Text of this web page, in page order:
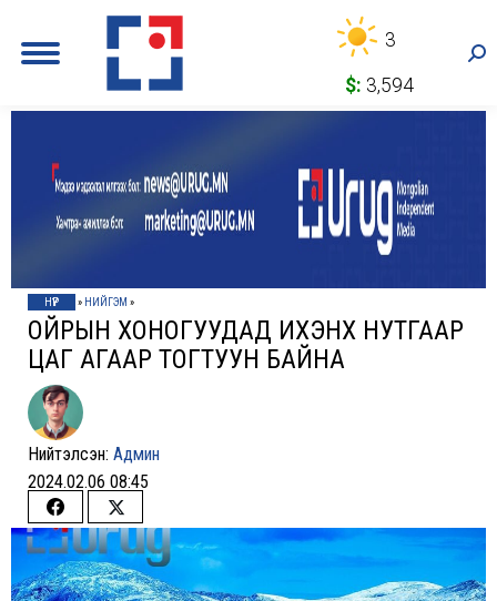
3
$: 3,594
НҮҮР » НИЙГЭМ »
ОЙРЫН ХОНОГУУДАД ИХЭНХ НУТГААР
ЦАГ АГААР ТОГТУУН БАЙНА
Нийтэлсэн: Админ
2024.02.06 08:45
Share
on
Facebook
Share
on
Twitter